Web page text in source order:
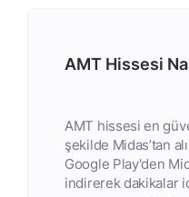
AMT Hissesi
AMT hissesi en
şekilde Midas’tan
Google Play'den
indirerek dakikalar